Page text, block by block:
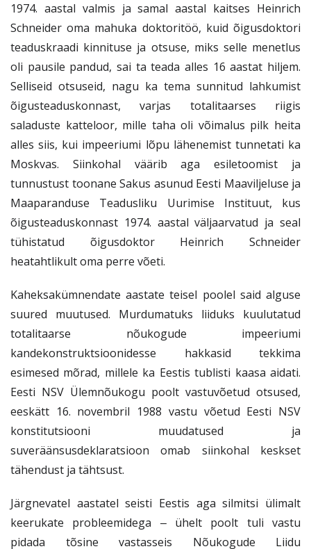
1974. aastal valmis ja samal aastal kaitses Heinrich
Schneider oma mahuka doktoritöö, kuid õigusdoktori
teaduskraadi kinnituse ja otsuse, miks selle menetlus
oli pausile pandud, sai ta teada alles 16 aastat hiljem.
Selliseid otsuseid, nagu ka tema sunnitud lahkumist
õigusteaduskonnast, varjas totalitaarses riigis
saladuste katteloor, mille taha oli võimalus pilk heita
alles siis, kui impeeriumi lõpu lähenemist tunnetati ka
Moskvas. Siinkohal väärib aga esiletoomist ja
tunnustust toonane Sakus asunud Eesti Maaviljeluse ja
Maaparanduse Teadusliku Uurimise Instituut, kus
õigusteaduskonnast 1974. aastal väljaarvatud ja seal
tühistatud õigusdoktor Heinrich Schneider
heatahtlikult oma perre võeti.
Kaheksakümnendate aastate teisel poolel said alguse
suured muutused. Murdumatuks liiduks kuulutatud
totalitaarse nõukogude impeeriumi
kandekonstruktsioonidesse hakkasid tekkima
esimesed mõrad, millele ka Eestis tublisti kaasa aidati.
Eesti NSV Ülemnõukogu poolt vastuvõetud otsused,
eeskätt 16. novembril 1988 vastu võetud Eesti NSV
konstitutsiooni muudatused ja
suveräänsusdeklaratsioon omab siinkohal keskset
tähendust ja tähtsust.
Järgnevatel aastatel seisti Eestis aga silmitsi ülimalt
keerukate probleemidega ‒ ühelt poolt tuli vastu
pidada tõsine vastasseis Nõukogude Liidu